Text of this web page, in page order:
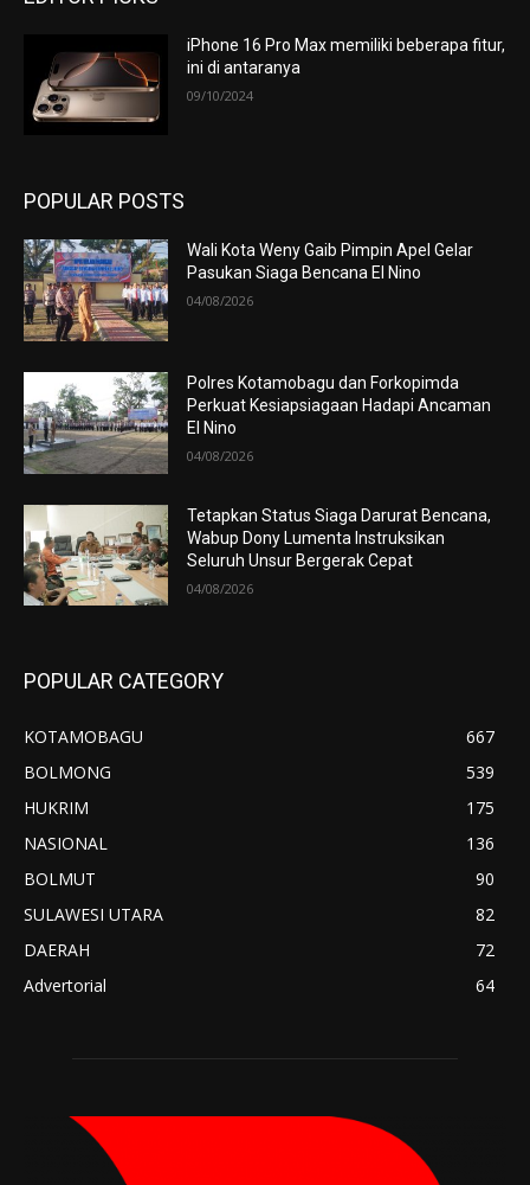
iPhone 16 Pro Max memiliki beberapa fitur,
ini di antaranya
09/10/2024
POPULAR POSTS
Wali Kota Weny Gaib Pimpin Apel Gelar
Pasukan Siaga Bencana El Nino
04/08/2026
Polres Kotamobagu dan Forkopimda
Perkuat Kesiapsiagaan Hadapi Ancaman
El Nino
04/08/2026
Tetapkan Status Siaga Darurat Bencana,
Wabup Dony Lumenta Instruksikan
Seluruh Unsur Bergerak Cepat
04/08/2026
POPULAR CATEGORY
KOTAMOBAGU
667
BOLMONG
539
HUKRIM
175
NASIONAL
136
BOLMUT
90
SULAWESI UTARA
82
DAERAH
72
Advertorial
64